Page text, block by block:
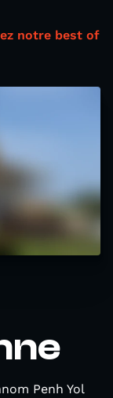
notre best of
Penh Yol